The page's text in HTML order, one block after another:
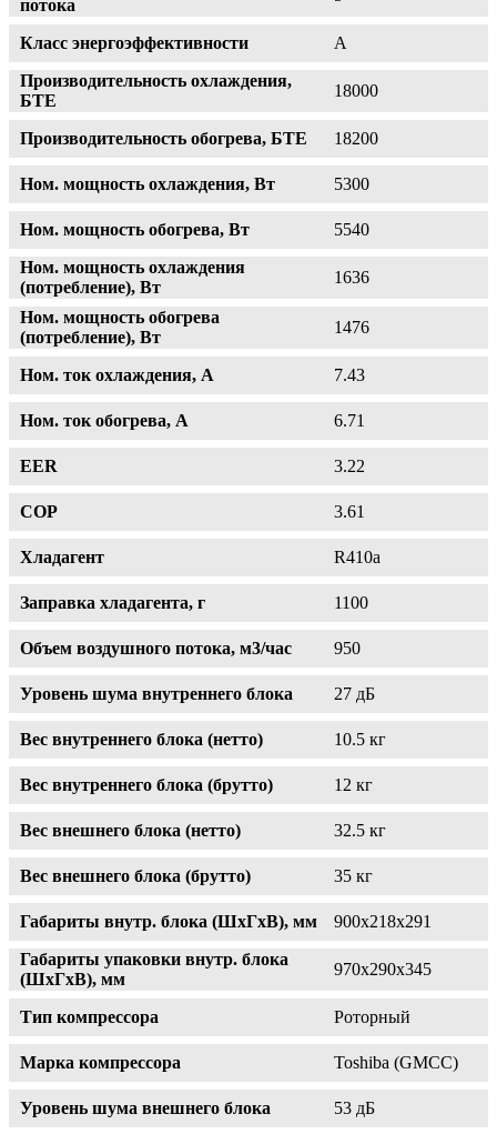
потока
Класс энергоэффективности
A
Производительность охлаждения,
БТЕ
18000
Производительность обогрева, БТЕ 18200
Ном. мощность охлаждения, Вт 5300
Ном. мощность обогрева, Вт
5540
Ном. мощность охлаждения
(потребление), Вт
1636
Ном. мощность обогрева
(потребление), Вт
1476
Ном. ток охлаждения, А 7.43
Ном. ток обогрева, А 6.71
EER 3.22
COP 3.61
Хладагент R410a
Заправка хладагента, г 1100
Объем воздушного потока, м3/час 950
Уровень шума внутреннего блока 27 дБ
Вес внутреннего блока (нетто) 10.5 кг
Вес внутреннего блока (брутто) 12 кг
Вес внешнего блока (нетто) 32.5 кг
Вес внешнего блока (брутто) 35 кг
Габариты внутр. блока (ШxГxВ), мм
900х218х291
Габариты упаковки внутр. блока
(ШxГxВ), мм
970х290х345
Тип компрессора Роторный
Марка компрессора Toshiba (GMCC)
Уровень шума внешнего блока
53 дБ